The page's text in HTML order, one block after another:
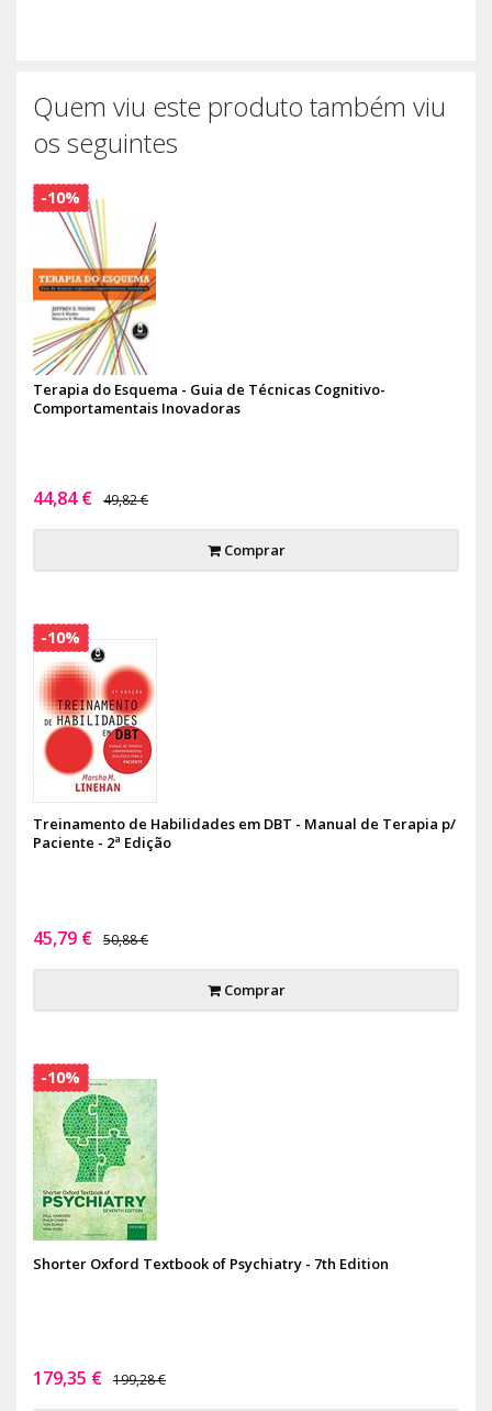
Quem viu este produto também viu
os seguintes
Terapia do Esquema - Guia de Técnicas Cognitivo-
Comportamentais Inovadoras
44,84 € 49,82 €
Comprar
-10%
Treinamento de Habilidades em DBT - Manual de Terapia p/
Paciente - 2ª Edição
45,79 € 50,88 €
Comprar
-10%
Shorter Oxford Textbook of Psychiatry - 7th Edition
179,35 € 199,28 €
-10%